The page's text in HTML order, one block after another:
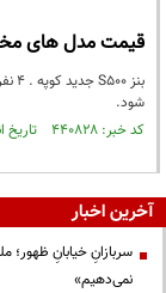
قیمت مدل های
شود.
کد خبر: ۴۴۰۸۲۸ تاریخ انتشار : ۱۳۹۵/۱۱/۰۵
آخرین اخبار
سربازانِ خیابانِ ظهور؛
نمی‌دهیم»